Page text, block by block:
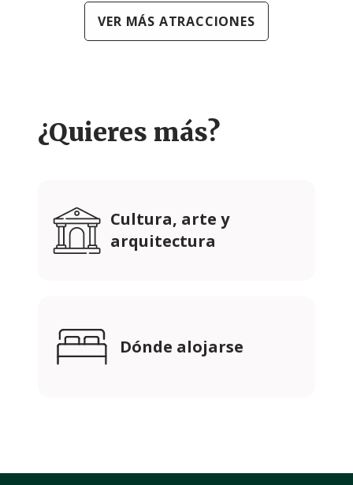
VER MÁS ATRACCIONES
¿Quieres más?
Cultura, arte y
arquitectura
Dónde alojarse